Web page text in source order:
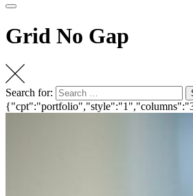
Grid No Gap
Search for: